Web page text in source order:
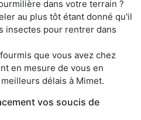
dans votre terrain ?
au plus tôt étant donné qu'il
insectes pour rentrer dans
que vous avez chez
en mesure de vous en
délais à Mimet.
vos soucis de